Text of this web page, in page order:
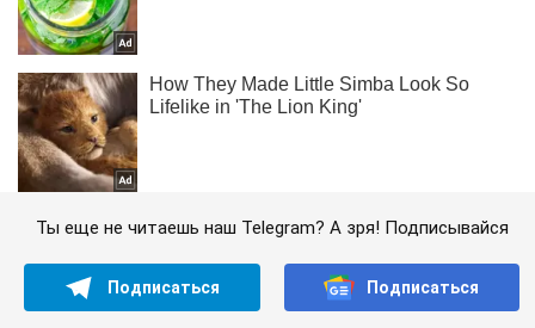
Ты еще не читаешь наш Telegram? А зря! Подписывайся
Подписаться Подписаться